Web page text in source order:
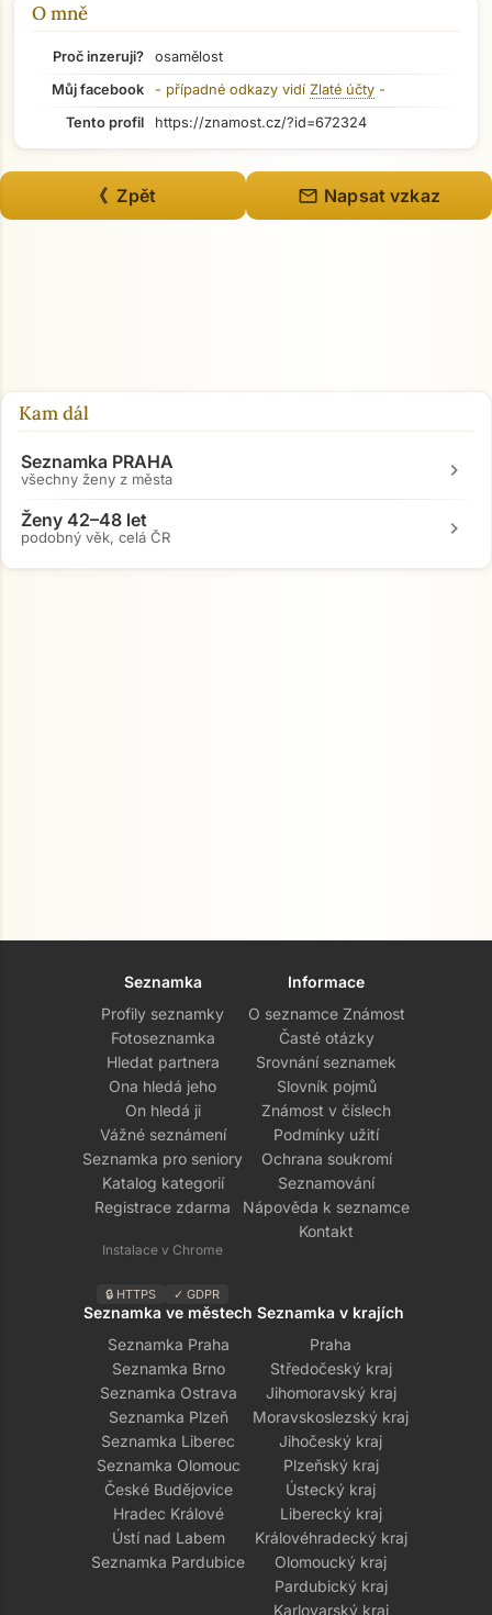
O mně
Proč inzeruji?
osamělost
Můj facebook
- případné odkazy vidí Zlaté účty -
Tento profil
https://znamost.cz/?id=672324
《 Zpět mail Napsat vzkaz
Kam dál
Seznamka PRAHA
všechny ženy z města chevron_right
Ženy 42–48 let
podobný věk, celá ČR chevron_right
Seznamka
Profily seznamky
Fotoseznamka
Hledat partnera
Ona hledá jeho
On hledá ji
Vážné seznámení
Seznamka pro seniory
Katalog kategorií
Registrace zdarma
Instalace v Chrome
🔒 HTTPS ✓ GDPR
Informace
O seznamce Známost
Časté otázky
Srovnání seznamek
Slovník pojmů
Známost v číslech
Podmínky užití
Ochrana soukromí
Seznamování
Nápověda k seznamce
Kontakt
Seznamka ve městech
Seznamka Praha
Seznamka Brno
Seznamka Ostrava
Seznamka Plzeň
Seznamka Liberec
Seznamka Olomouc
České Budějovice
Hradec Králové
Ústí nad Labem
Seznamka Pardubice
Seznamka v krajích
Praha
Středočeský kraj
Jihomoravský kraj
Moravskoslezský kraj
Jihočeský kraj
Plzeňský kraj
Ústecký kraj
Liberecký kraj
Královéhradecký kraj
Olomoucký kraj
Pardubický kraj
Karlovarský kraj